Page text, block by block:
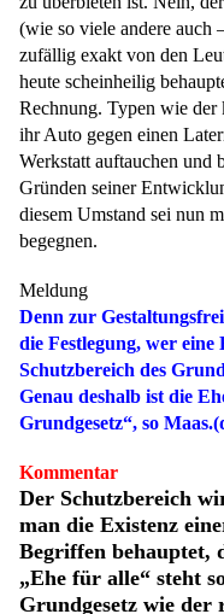
(wie so viele andere auch
zufällig exakt von den
heute scheinheilig
Rechnung. Typen wie der
ihr Auto gegen einen
Werkstatt auftauchen und
Gründen seiner
diesem Umstand sei nun
begegnen.
Meldung
Denn zur
die Festlegung, wer eine
Schutzbereich des
Genau deshalb ist die
Grundgesetz“, so
Kommentar
Der Schutzbereich
man die Existenz
Begriffen behauptet,
„Ehe für alle“ steht
Grundgesetz wie der